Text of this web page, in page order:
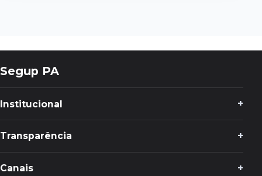
Segup PA
Institucional
Transparência
Canais